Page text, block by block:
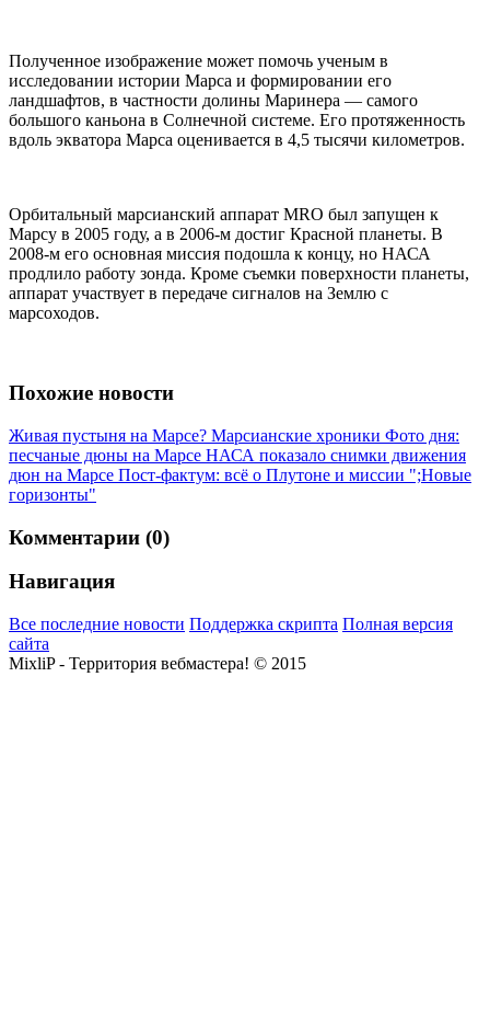
Полученное изображение может помочь ученым в
исследовании истории Марса и формировании его
ландшафтов, в частности долины Маринера — самого
большого каньона в Солнечной системе. Его протяженность
вдоль экватора Марса оценивается в 4,5 тысячи километров.
Орбитальный марсианский аппарат MRO был запущен к
Марсу в 2005 году, а в 2006-м достиг Красной планеты. В
2008-м его основная миссия подошла к концу, но НАСА
продлило работу зонда. Кроме съемки поверхности планеты,
аппарат участвует в передаче сигналов на Землю с
марсоходов.
Похожие новости
Живая пустыня на Марсе? Марсианские хроники Фото дня:
песчаные дюны на Марсе НАСА показало снимки движения
дюн на Марсе Пост-фактум: всё о Плутоне и миссии ";Новые
горизонты"
Комментарии (0)
Навигация
Все последние новости Поддержка скрипта Полная версия
сайта
MixliP - Территория вебмастера! © 2015